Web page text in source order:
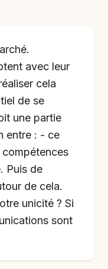
avec leur
cela
de se
une partie
entre : - ce
Puis de
de cela.
unicité ? Si
sont